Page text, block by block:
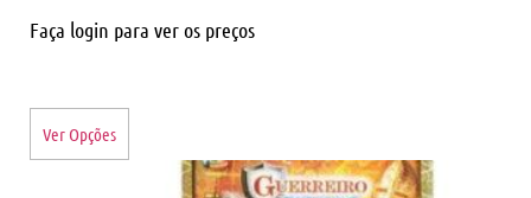
Faça login para ver os preços
Ver Opções